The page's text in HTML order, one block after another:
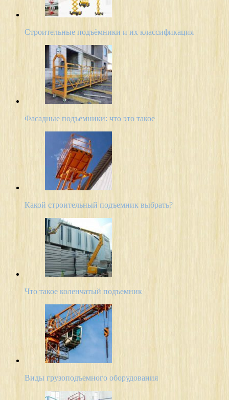
Строительные подъёмники и их классификация
Фасадные подъемники: что это такое
Какой строительный подъемник выбрать?
Что такое коленчатый подъемник
Виды грузоподъемного оборудования